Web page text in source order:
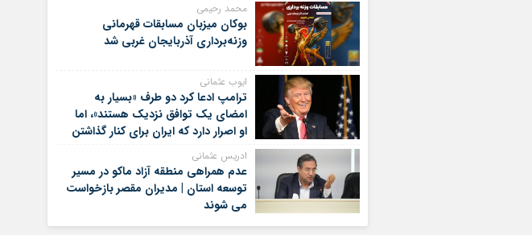
محمد رحیمی
بوکان میزبان مسابقات قهرمانی
وزنه‌برداری آذربایجان غربی شد
ایوب عثمانی
ترامپ ادعا کرد دو طرف «بسیار به
امضای یک توافق نزدیک هستند»، اما
او اصرار دارد که ایران برای کنار گذاشتن
برنامه‌های هسته‌ای خود گام‌های
بیشتری بردارد
ادریس عثمانی
عدم همراهی منطقه آزاد ماکو در مسیر
توسعه استان | مدیران مقصر بازخواست
می شوند